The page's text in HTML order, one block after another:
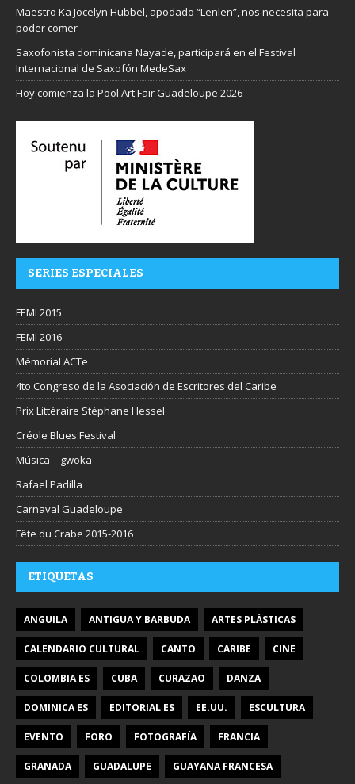
Maestro Ka Jocelyn Hubbel, apodado “Lenlen”, nos necesita para
poder comer
Saxofonista dominicana Nayade, participará en el Festival
Internacional de Saxofón MedeSax
Hoy comienza la Pool Art Fair Guadeloupe 2026
SERIES ESPECIALES
FEMI 2015
FEMI 2016
Mémorial ACTe
4to Congreso de la Asociación de Escritores del Caribe
Prix Littéraire Stéphane Hessel
Créole Blues Festival
Música – gwoka
Rafael Padilla
Carnaval Guadeloupe
Fête du Crabe 2015-2016
ETIQUETAS
ANGUILA ANTIGUA Y BARBUDA ARTES PLÁSTICAS
CALENDARIO CULTURAL CANTO CARIBE CINE
COLOMBIA ES CUBA CURAZAO DANZA
DOMINICA ES EDITORIAL ES EE.UU. ESCULTURA
EVENTO FORO FOTOGRAFÍA FRANCIA
GRANADA GUADALUPE GUAYANA FRANCESA